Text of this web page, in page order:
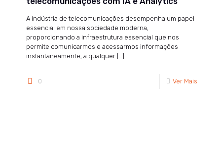
A indústria de telecomunicações desempenha um papel
essencial em nossa sociedade moderna,
proporcionando a infraestrutura essencial que nos
permite comunicarmos e acessarmos informações
instantaneamente, a qualquer […]
0 Ver Mais